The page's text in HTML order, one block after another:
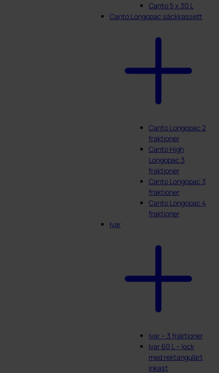
Canto 5 x 30 L
Canto Longopac säckkassett
Canto Longopac 2
fraktioner
Canto High
Longopac 3
fraktioner
Canto Longopac 3
fraktioner
Canto Longopac 4
fraktioner
Ivar
Ivar – 3 fraktioner
Ivar 60 L – lock
med rektangulärt
inkast